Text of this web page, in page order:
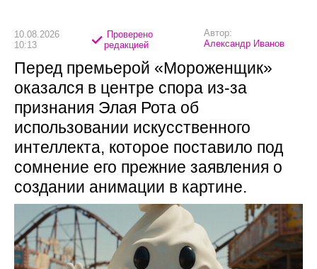
10.08.2026
10:13
Проверено
редакцией
Автор:
Александр Иванов
Перед премьерой «Мороженщик»
оказался в центре спора из-за
признания Элая Рота об
использовании искусственного
интеллекта, которое поставило под
сомнение его прежние заявления о
создании анимации в картине.